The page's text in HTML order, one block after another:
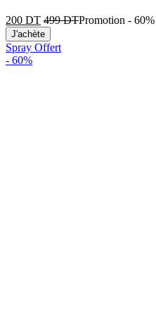
200 DT 499DTPromotion - 60%
J'achète
Spray Offert
- 60%